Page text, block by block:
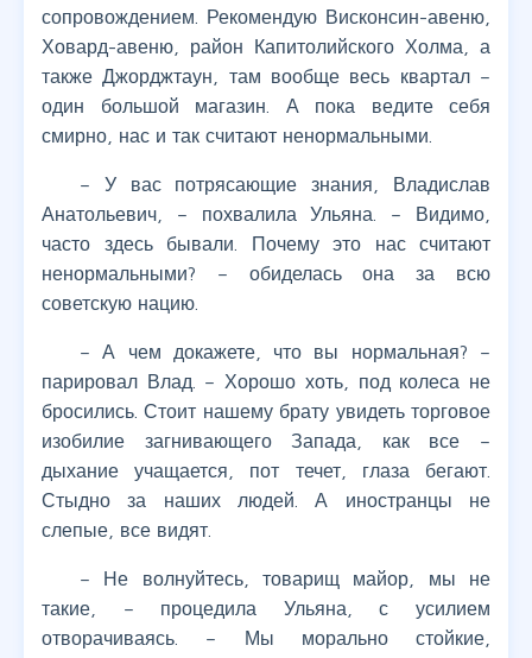
сопровождением. Рекомендую Висконсин-авеню,
Ховард-авеню, район Капитолийского Холма, а
также Джорджтаун, там вообще весь квартал –
один большой магазин. А пока ведите себя
смирно, нас и так считают ненормальными.
– У вас потрясающие знания, Владислав
Анатольевич, – похвалила Ульяна. – Видимо,
часто здесь бывали. Почему это нас считают
ненормальными? – обиделась она за всю
советскую нацию.
– А чем докажете, что вы нормальная? –
парировал Влад. – Хорошо хоть, под колеса не
бросились. Стоит нашему брату увидеть торговое
изобилие загнивающего Запада, как все –
дыхание учащается, пот течет, глаза бегают.
Стыдно за наших людей. А иностранцы не
слепые, все видят.
– Не волнуйтесь, товарищ майор, мы не
такие, – процедила Ульяна, с усилием
отворачиваясь. – Мы морально стойкие,